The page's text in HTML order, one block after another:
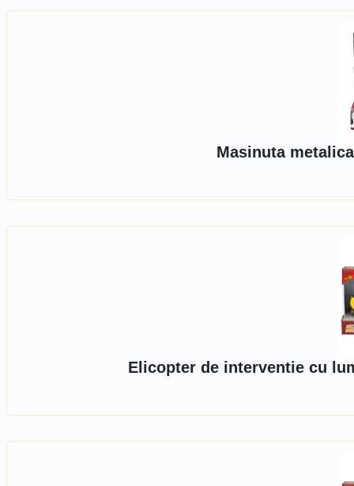
Masinuta
Elicopter de interventie cu